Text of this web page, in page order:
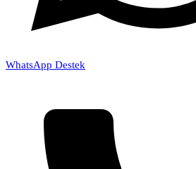
WhatsApp Destek